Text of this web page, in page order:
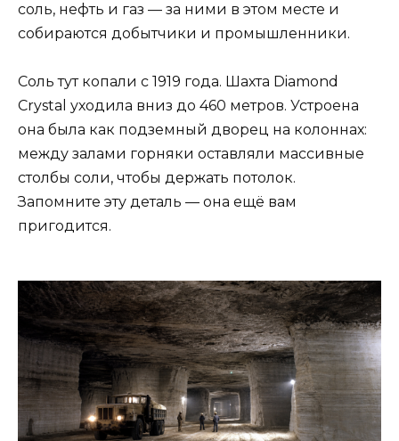
соль, нефть и газ — за ними в этом месте и
собираются добытчики и промышленники.
Соль тут копали с 1919 года. Шахта Diamond
Crystal уходила вниз до 460 метров. Устроена
она была как подземный дворец на колоннах:
между залами горняки оставляли массивные
столбы соли, чтобы держать потолок.
Запомните эту деталь — она ещё вам
пригодится.